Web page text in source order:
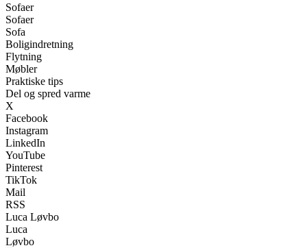
Sofaer
Sofaer
Sofa
Boligindretning
Flytning
Møbler
Praktiske tips
Del og spred varme
X
Facebook
Instagram
LinkedIn
YouTube
Pinterest
TikTok
Mail
RSS
Luca Løvbo
Luca
Løvbo